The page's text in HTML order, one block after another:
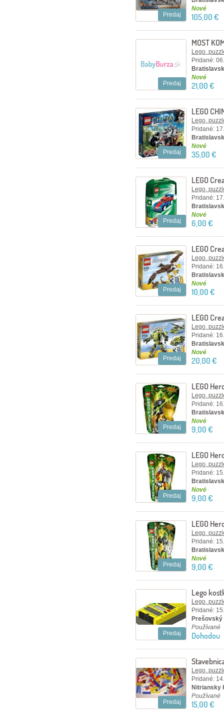
Predaj
Nové
105,00 €
Predaj
MOST
Lego,
Pridané:
Nové
21,00 €
Predaj
LEGO
Lego,
Pridané:
Nové
35,00 €
Predaj
LEGO
autíčko
Lego,
Pridané:
Nové
6,00 €
Predaj
LEGO
Lego,
Pridané:
Nové
10,00 €
Predaj
LEGO
Lego,
Pridané:
Nové
20,00 €
Predaj
LEGO
Lego,
Pridané:
Nové
9,00 €
Predaj
LEGO
Lego,
Pridané:
Nové
9,00 €
Predaj
LEGO
Lego,
Pridané:
Nové
9,00 €
Predaj
Lego
Lego,
Pridané:
Používané
Dohodou
Predaj
Lego,
Pridané:
Nitriansky
Používané
15,00 €